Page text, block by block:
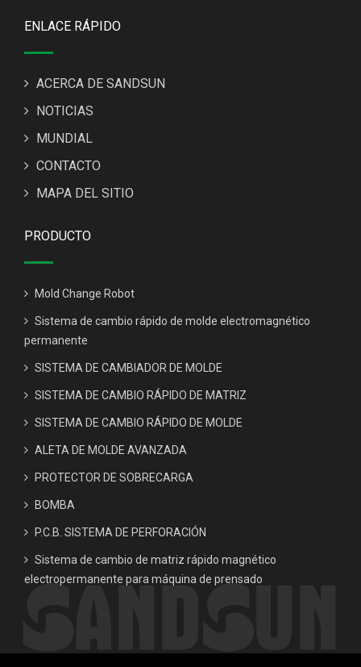
ENLACE RÁPIDO
ACERCA DE SANDSUN
NOTICIAS
MUNDIAL
CONTACTO
MAPA DEL SITIO
PRODUCTO
Mold Change Robot
Sistema de cambio rápido de molde electromagnético
permanente
SISTEMA DE CAMBIADOR DE MOLDE
SISTEMA DE CAMBIO RÁPIDO DE MATRIZ
SISTEMA DE CAMBIO RÁPIDO DE MOLDE
ALETA DE MOLDE AVANZADA
PROTECTOR DE SOBRECARGA
BOMBA
P.C.B. SISTEMA DE PERFORACIÓN
Sistema de cambio de matriz rápido magnético
electropermanente para máquina de prensado